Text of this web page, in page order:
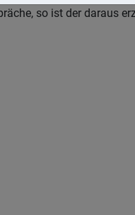
so ist der daraus